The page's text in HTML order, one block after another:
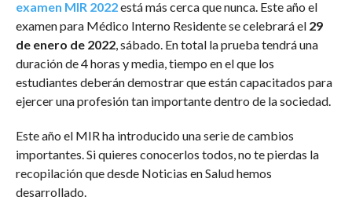
examen MIR 2022está más cerca que nunca. Este año el
examen para Médico Interno Residente se celebrará el 29
de enero de 2022, sábado. En total la prueba tendrá una
duración de 4 horas y media, tiempo en el que los
estudiantes deberán demostrar que están capacitados para
ejercer una profesión tan importante dentro de la sociedad.
Este año el MIR ha introducido una serie de cambios
importantes. Si quieres conocerlos todos, no te pierdas la
recopilación que desde Noticias en Salud hemos
desarrollado.